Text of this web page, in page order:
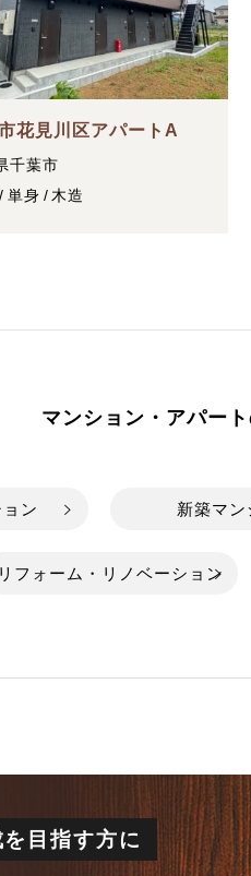
花見川区アパートA
千葉市
単身 木造
マンション・アパー
ン 新築マン
リフォーム・リノベーション
目指す方に